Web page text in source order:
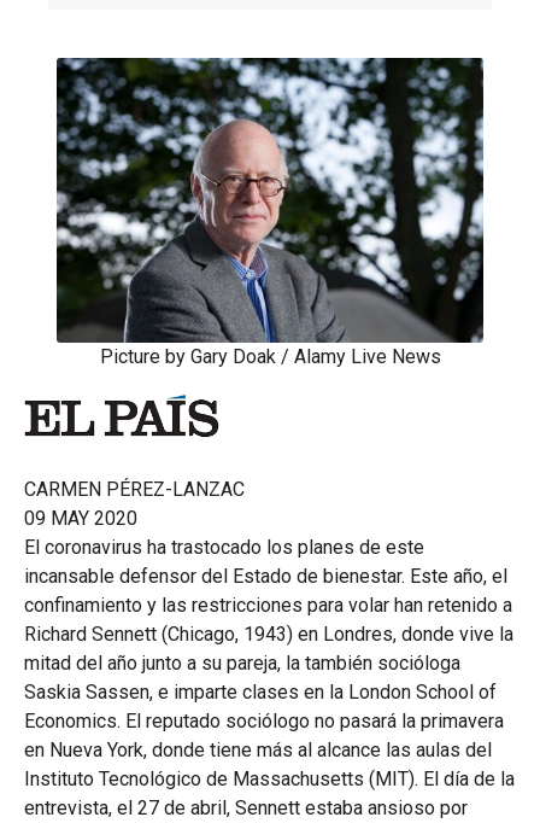
Picture by Gary Doak / Alamy Live News
CARMEN PÉREZ-LANZAC
09 MAY 2020
El coronavirus ha trastocado los planes de este
incansable defensor del Estado de bienestar. Este año, el
confinamiento y las restricciones para volar han retenido a
Richard Sennett (Chicago, 1943) en Londres, donde vive la
mitad del año junto a su pareja, la también socióloga
Saskia Sassen, e imparte clases en la London School of
Economics. El reputado sociólogo no pasará la primavera
en Nueva York, donde tiene más al alcance las aulas del
Instituto Tecnológico de Massachusetts (MIT). El día de la
entrevista, el 27 de abril, Sennett estaba ansioso por